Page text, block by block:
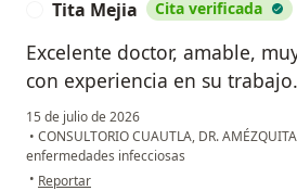
Tita Mejia Cita verificada
Excelente doctor, amable,
con experiencia en su trabajo.
15 de julio de 2026
• CONSULTORIO CUAUTLA, DR. AMÉZQUITA
enfermedades infecciosas
• en opinión del usuario Tita Mejia
Reportar